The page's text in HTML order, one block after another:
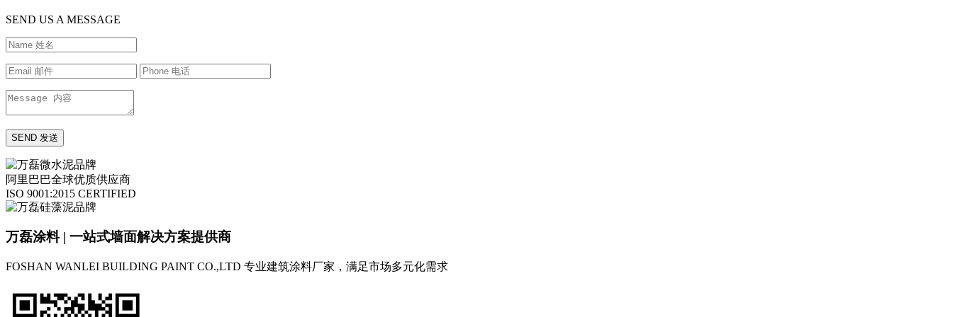
SEND US A MESSAGE
阿里巴巴全球优质供应商
ISO 9001:2015 CERTIFIED
万磊涂料 | 一站式墙面解决方案提供商
FOSHAN WANLEI BUILDING PAINT CO.,LTD 专业建筑涂料厂家，满足市场多元化需求